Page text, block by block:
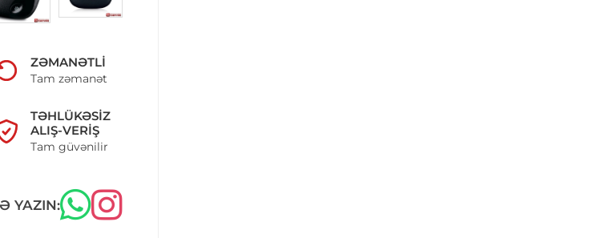
ZƏMANƏTLI
Tam zəmanət
TƏHLÜKƏSIZ
ALIŞ-VERIŞ
Tam güvənilir
YAZIN: